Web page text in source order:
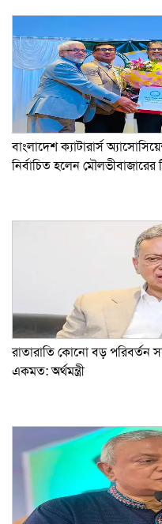
বাংলাদেশ ক্যাটারার্স
নির্বাচিত হলেন মৌলভীবাজারের
রাতারাতি কোনো বড়
একমত: অর্থমন্ত্রী